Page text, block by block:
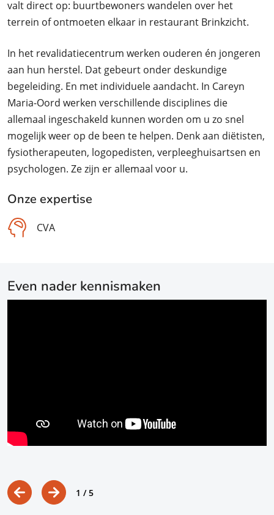
valt direct op: buurtbewoners wandelen over het
terrein of ontmoeten elkaar in restaurant Brinkzicht.
In het revalidatiecentrum werken ouderen én jongeren
aan hun herstel. Dat gebeurt onder deskundige
begeleiding. En met individuele aandacht. In Careyn
Maria-Oord werken verschillende disciplines die
allemaal ingeschakeld kunnen worden om u zo snel
mogelijk weer op de been te helpen. Denk aan diëtisten,
fysiotherapeuten, logopedisten, verpleeghuisartsen en
psychologen. Ze zijn er allemaal voor u.
Onze expertise
CVA
Even nader kennismaken
1 / 5